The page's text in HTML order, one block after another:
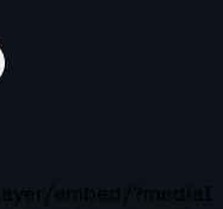
embed/?mediaI